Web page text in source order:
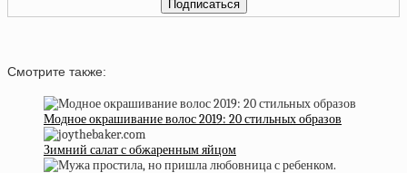
Смотрите также:
Модное окрашивание волос 2019: 20 стильных образов
Зимний салат с обжаренным яйцом